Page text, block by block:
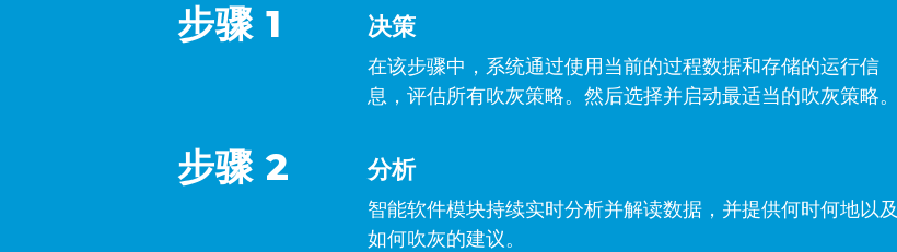
步骤 1 决策
在该步骤中，系统通过使用当前的过程数据和存储的运行信
息，评估所有吹灰策略。然后选择并启动最适当的吹灰策略。
步骤 2 分析
智能软件模块持续实时分析并解读数据，并提供何时何地以及
如何吹灰的建议。